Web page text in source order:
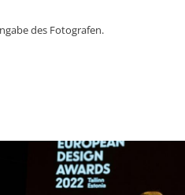
des Fotografen.